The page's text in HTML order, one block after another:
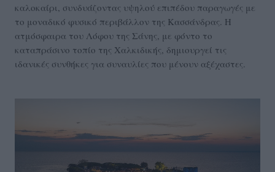
καλοκαίρι, συνδυάζοντας υψηλού επιπέδου παραγωγές με
το μοναδικό φυσικό περιβάλλον της Κασσάνδρας. Η
ατμόσφαιρα του Λόφου της Σάνης, με φόντο το
καταπράσινο τοπίο της Χαλκιδικής, δημιουργεί τις
ιδανικές συνθήκες για συναυλίες που μένουν αξέχαστες.